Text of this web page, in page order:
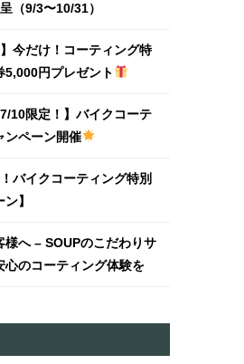
（9/3〜10/31）
】今だけ！コーティング特
5,000円プレゼント
7/10限定！】バイクコーテ
ンペーン開催
！バイクコーティング特別
】
様へ – SOUPのこだわりサ
心のコーティング体験を